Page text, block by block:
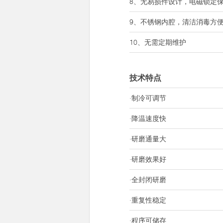
9、不锈钢内腔，清洁消毒方
10、无需定期维护
技术特点
·制冷可调节
·降温速度快
·研磨通量大
·研磨效果好
·全封闭研磨
·重复性稳定
·程序可储存